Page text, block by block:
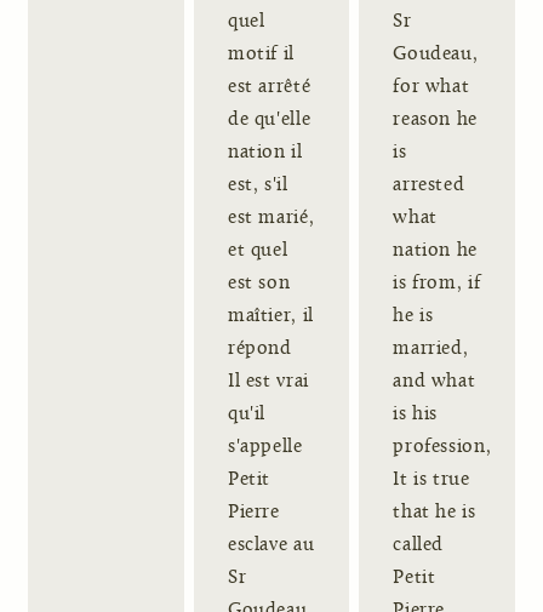
quel
motif il
est arrêté
de qu'elle
nation il
est, s'il
est marié,
et quel
est son
maîtier, il
répond
Il est vrai
qu'il
s'appelle
Petit
Pierre
esclave au
Sr
Sr
Goudeau,
for what
reason he
is
arrested
what
nation he
is from, if
he is
married,
and what
is his
profession,
It is true
that he is
called
Petit